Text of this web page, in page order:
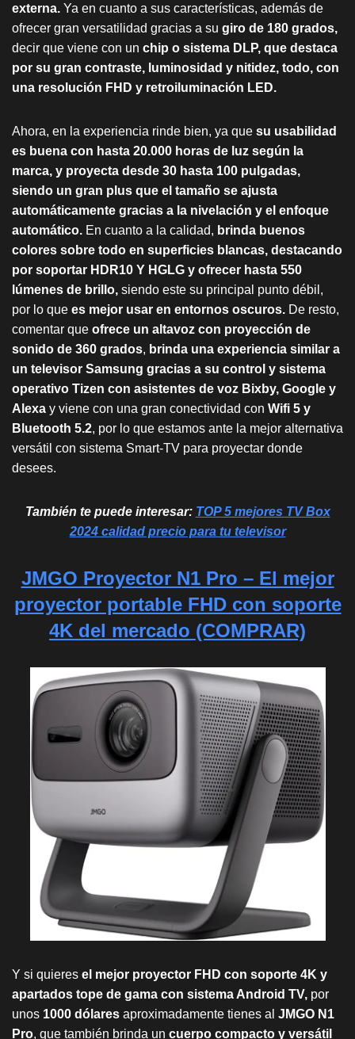
externa. Ya en cuanto a sus características, además de
ofrecer gran versatilidad gracias a su giro de 180 grados,
decir que viene con un chip o sistema DLP, que destaca
por su gran contraste, luminosidad y nitidez, todo, con
una resolución FHD y retroiluminación LED.
Ahora, en la experiencia rinde bien, ya que su usabilidad
es buena con hasta 20.000 horas de luz según la
marca, y proyecta desde 30 hasta 100 pulgadas,
siendo un gran plus que el tamaño se ajusta
automáticamente gracias a la nivelación y el enfoque
automático. En cuanto a la calidad, brinda buenos
colores sobre todo en superficies blancas, destacando
por soportar HDR10 Y HGLG y ofrecer hasta 550
lúmenes de brillo, siendo este su principal punto débil,
por lo que es mejor usar en entornos oscuros. De resto,
comentar que ofrece un altavoz con proyección de
sonido de 360 grados, brinda una experiencia similar a
un televisor Samsung gracias a su control y sistema
operativo Tizen con asistentes de voz Bixby, Google y
Alexa y viene con una gran conectividad con Wifi 5 y
Bluetooth 5.2, por lo que estamos ante la mejor alternativa
versátil con sistema Smart-TV para proyectar donde
desees.
También te puede interesar: TOP 5 mejores TV Box
2024 calidad precio para tu televisor
JMGO Proyector N1 Pro – El mejor
proyector portable FHD con soporte
4K del mercado (COMPRAR)
Y si quieres el mejor proyector FHD con soporte 4K y
apartados tope de gama con sistema Android TV, por
unos 1000 dólares aproximadamente tienes al JMGO N1
Pro, que también brinda un cuerpo compacto y versátil